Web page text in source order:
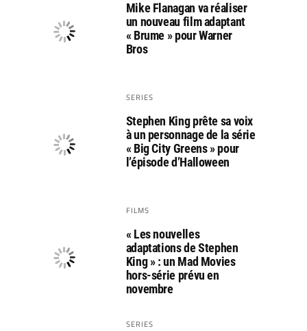
Mike Flanagan va réaliser
un nouveau film adaptant
« Brume » pour Warner
Bros
SERIES
Stephen King prête sa voix
à un personnage de la série
« Big City Greens » pour
l’épisode d’Halloween
FILMS
« Les nouvelles
adaptations de Stephen
King » : un Mad Movies
hors-série prévu en
novembre
SERIES